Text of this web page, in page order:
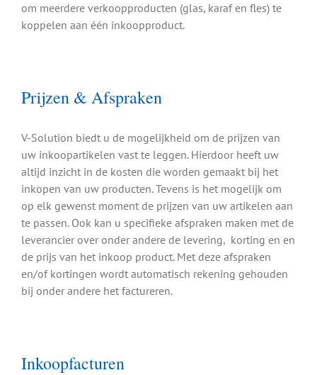
om meerdere verkoopproducten (glas, karaf en fles) te
koppelen aan één inkoopproduct.
Prijzen & Afspraken
V-Solution biedt u de mogelijkheid om de prijzen van
uw inkoopartikelen vast te leggen. Hierdoor heeft uw
altijd inzicht in de kosten die worden gemaakt bij het
inkopen van uw producten. Tevens is het mogelijk om
op elk gewenst moment de prijzen van uw artikelen aan
te passen. Ook kan u specifieke afspraken maken met de
leverancier over onder andere de levering, korting en en
de prijs van het inkoop product. Met deze afspraken
en/of kortingen wordt automatisch rekening gehouden
bij onder andere het factureren.
Inkoopfacturen